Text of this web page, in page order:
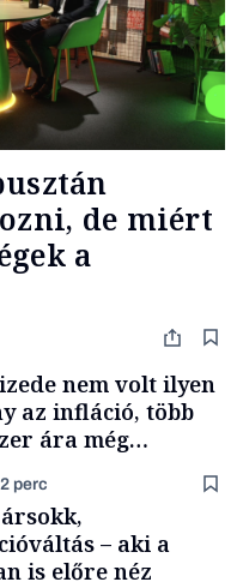
de miért
a
nem volt ilyen
az infláció, több
ára még
csökken is
2 perc
– aki a
is előre néz